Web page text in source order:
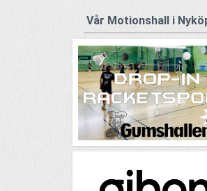
Vår Motionshall i